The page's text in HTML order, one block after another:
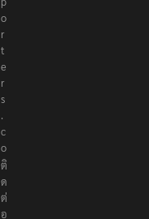
o
r
t
e
r
s
.
c
o
ติ
ด
ต่
อ